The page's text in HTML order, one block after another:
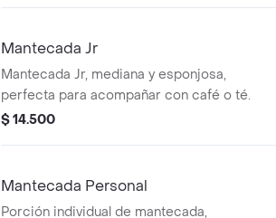
Mantecada Jr
Mantecada Jr, mediana y esponjosa,
perfecta para acompañar con café o té.
$ 14.500
Mantecada Personal
Porción individual de mantecada,